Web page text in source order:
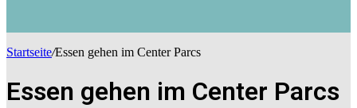
Startseite/Essen gehen im Center Parcs
Essen gehen im Center Parcs